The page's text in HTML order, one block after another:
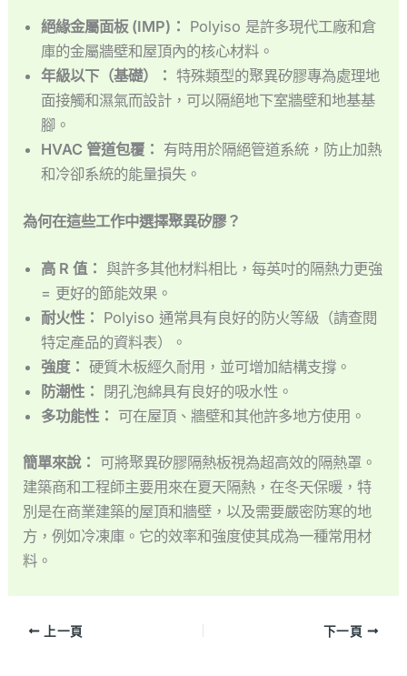
絕緣金屬面板 (IMP)： Polyiso 是許多現代工廠和倉
庫的金屬牆壁和屋頂內的核心材料。
年級以下（基礎）： 特殊類型的聚異矽膠專為處理地
面接觸和濕氣而設計，可以隔絕地下室牆壁和地基基
腳。
HVAC 管道包覆： 有時用於隔絕管道系統，防止加熱
和冷卻系統的能量損失。
為何在這些工作中選擇聚異矽膠？
高 R 值： 與許多其他材料相比，每英吋的隔熱力更強
= 更好的節能效果。
耐火性： Polyiso 通常具有良好的防火等級（請查閱
特定產品的資料表）。
強度： 硬質木板經久耐用，並可增加結構支撐。
防潮性： 閉孔泡綿具有良好的吸水性。
多功能性： 可在屋頂、牆壁和其他許多地方使用。
簡單來說： 可將聚異矽膠隔熱板視為超高效的隔熱罩。
建築商和工程師主要用來在夏天隔熱，在冬天保暖，特
別是在商業建築的屋頂和牆壁，以及需要嚴密防寒的地
方，例如冷凍庫。它的效率和強度使其成為一種常用材
料。
上一頁 下一頁